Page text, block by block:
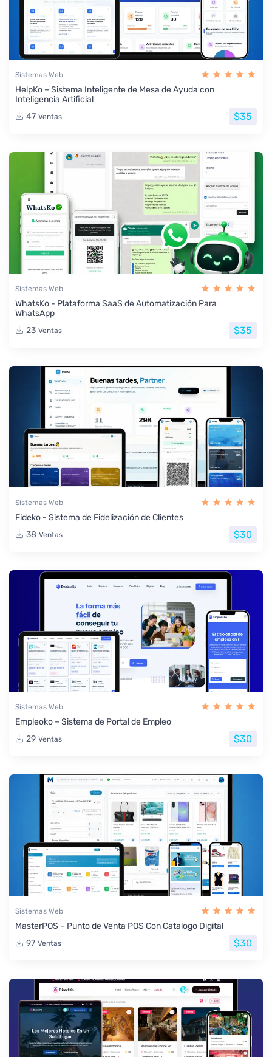
Sistemas Web
HelpKo – Sistema Inteligente de Mesa de Ayuda con
Inteligencia Artificial
47 Ventas $35
Sistemas Web
WhatsKo - Plataforma SaaS de Automatización Para
WhatsApp
23 Ventas $35
Sistemas Web
Fideko - Sistema de Fidelización de Clientes
38 Ventas $30
Sistemas Web
Empleoko – Sistema de Portal de Empleo
29 Ventas $30
Sistemas Web
MasterPOS – Punto de Venta POS Con Catalogo Digital
97 Ventas $30